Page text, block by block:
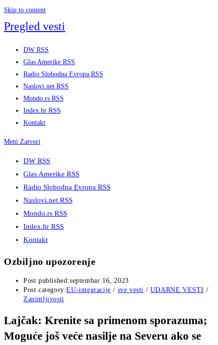
Skip to content
Pregled vesti
DW RSS
Glas Amerike RSS
Radio Slobodna Evropa RSS
Naslovi.net RSS
Mondo.rs RSS
Index.hr RSS
Kontakt
Meni Zatvori
DW RSS
Glas Amerike RSS
Radio Slobodna Evropa RSS
Naslovi.net RSS
Mondo.rs RSS
Index.hr RSS
Kontakt
Ozbiljno upozorenje
Post published:septembar 16, 2023
Post category:EU-integracije / sve vesti / UDARNE VESTI /
Zanimljivosti
Lajčak: Krenite sa primenom sporazuma;
Moguće još veće nasilje na Severu ako se